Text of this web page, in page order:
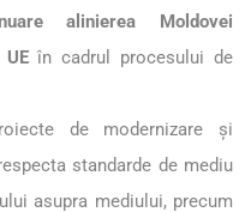
alinierea Moldovei
UEîn cadrul procesului de
de modernizare și
standarde de mediu
asupra mediului, precum